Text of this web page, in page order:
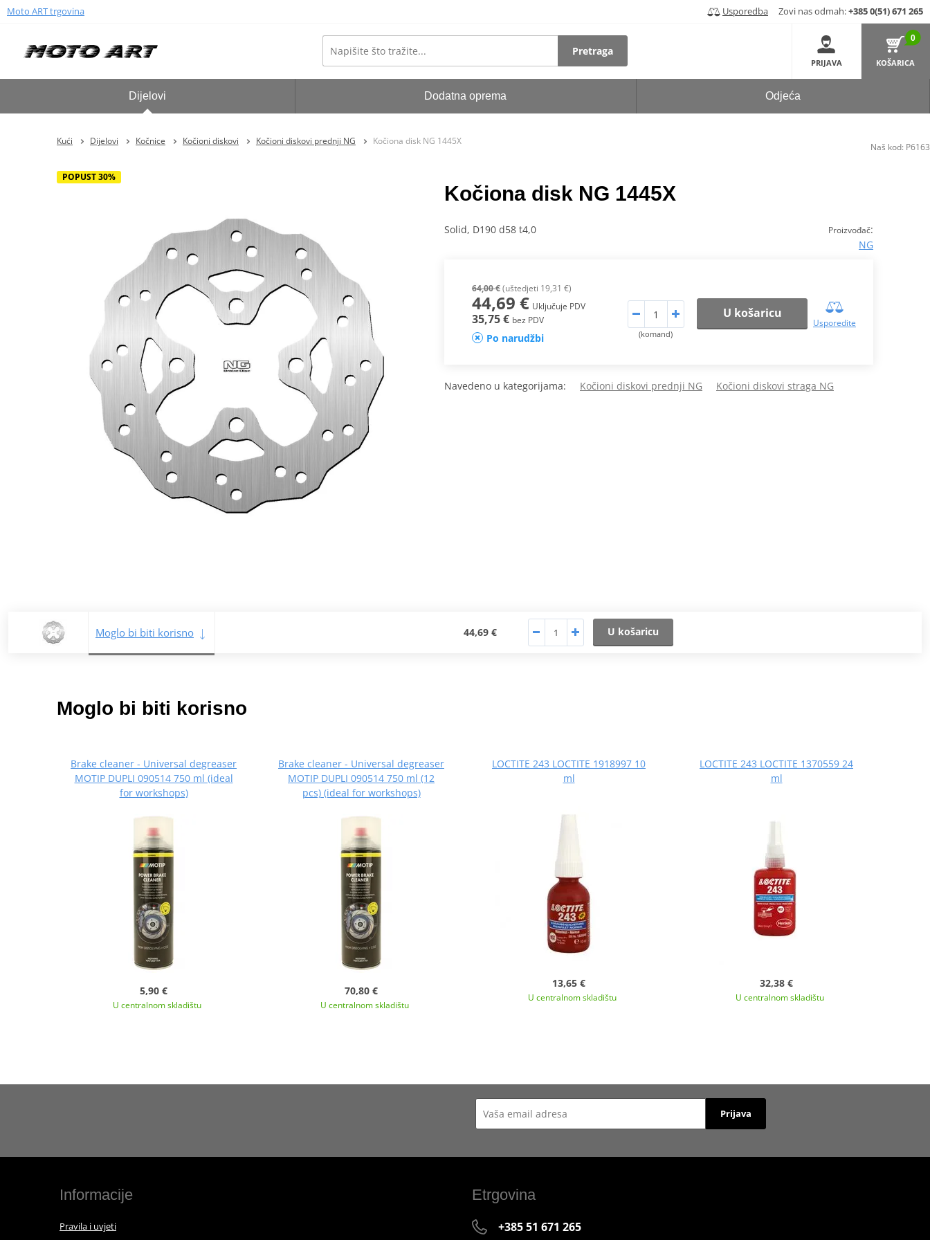
Moto ART trgovina Usporedba Zovi nas odmah:+385 0(51) 671 265
Pretraga
PRIJAVA
0
KOŠARICA
Dijelovi Dodatna oprema Odjeća
Kući Dijelovi Kočnice Kočioni diskovi Kočioni diskovi prednji NG Kočiona disk NG 1445X
POPUST 30%
Kočiona disk NG 1445X
Proizvođač:
NG
Solid, D190 d58 t4,0
64,00 €(uštedjeti 19,31 €)
44,69 € Uključuje PDV
35,75 € bez PDV
Po narudžbi (komand)
U košaricu
Usporedite
Navedeno u kategorijama: Kočioni diskovi prednji NG Kočioni diskovi straga NG
Moglo bi biti korisno 44,69 € U košaricu
Naš kod: P6163
Moglo bi biti korisno
Brake cleaner - Universal degreaser
MOTIP DUPLI 090514 750 ml (ideal
for workshops)
5,90 €
U centralnom skladištu
Brake cleaner - Universal degreaser
MOTIP DUPLI 090514 750 ml (12
pcs) (ideal for workshops)
70,80 €
U centralnom skladištu
LOCTITE 243 LOCTITE 1918997 10
ml
13,65 €
U centralnom skladištu
LOCTITE 243 LOCTITE 1370559 24
ml
32,38 €
U centralnom skladištu
Prijava
Informacije
Pravila i uvjeti
Etrgovina
+385 51 671 265